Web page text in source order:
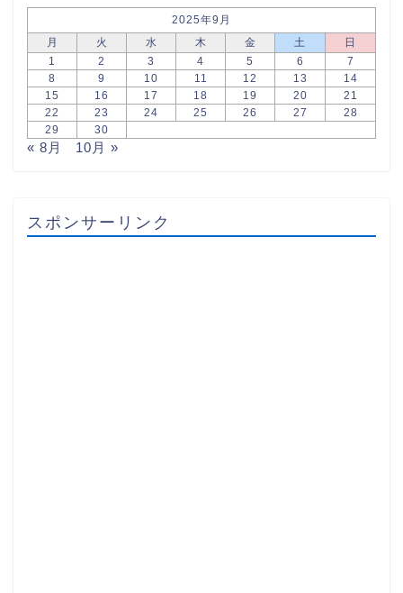
2025年9月
月
火 水 木 金 土
日
1
2 3 4 5 6
7
8
9 10 11 12 13
14
15
16 17 18 19 20
21
22
23 24 25 26 27
28
29
30
« 8月 10月 »
スポンサーリンク